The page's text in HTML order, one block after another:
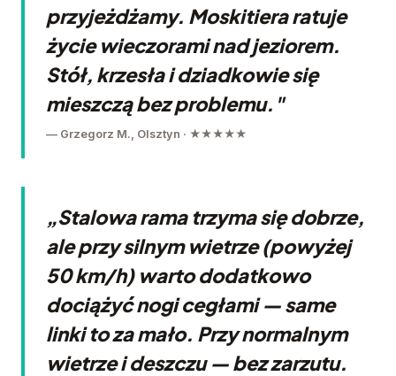
przyjeżdżamy. Moskitiera ratuje
życie wieczorami nad jeziorem.
Stół, krzesła i dziadkowie się
mieszczą bez problemu."
— Grzegorz M., Olsztyn · ★★★★★
„Stalowa rama trzyma się dobrze,
ale przy silnym wietrze (powyżej
50 km/h) warto dodatkowo
dociążyć nogi cegłami — same
linki to za mało. Przy normalnym
wietrze i deszczu — bez zarzutu.